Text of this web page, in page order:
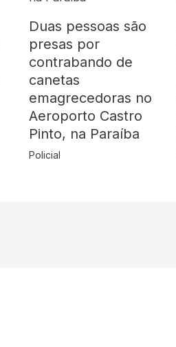
Duas pessoas são
presas por
contrabando de
canetas
emagrecedoras no
Aeroporto Castro
Pinto, na Paraíba
Policial